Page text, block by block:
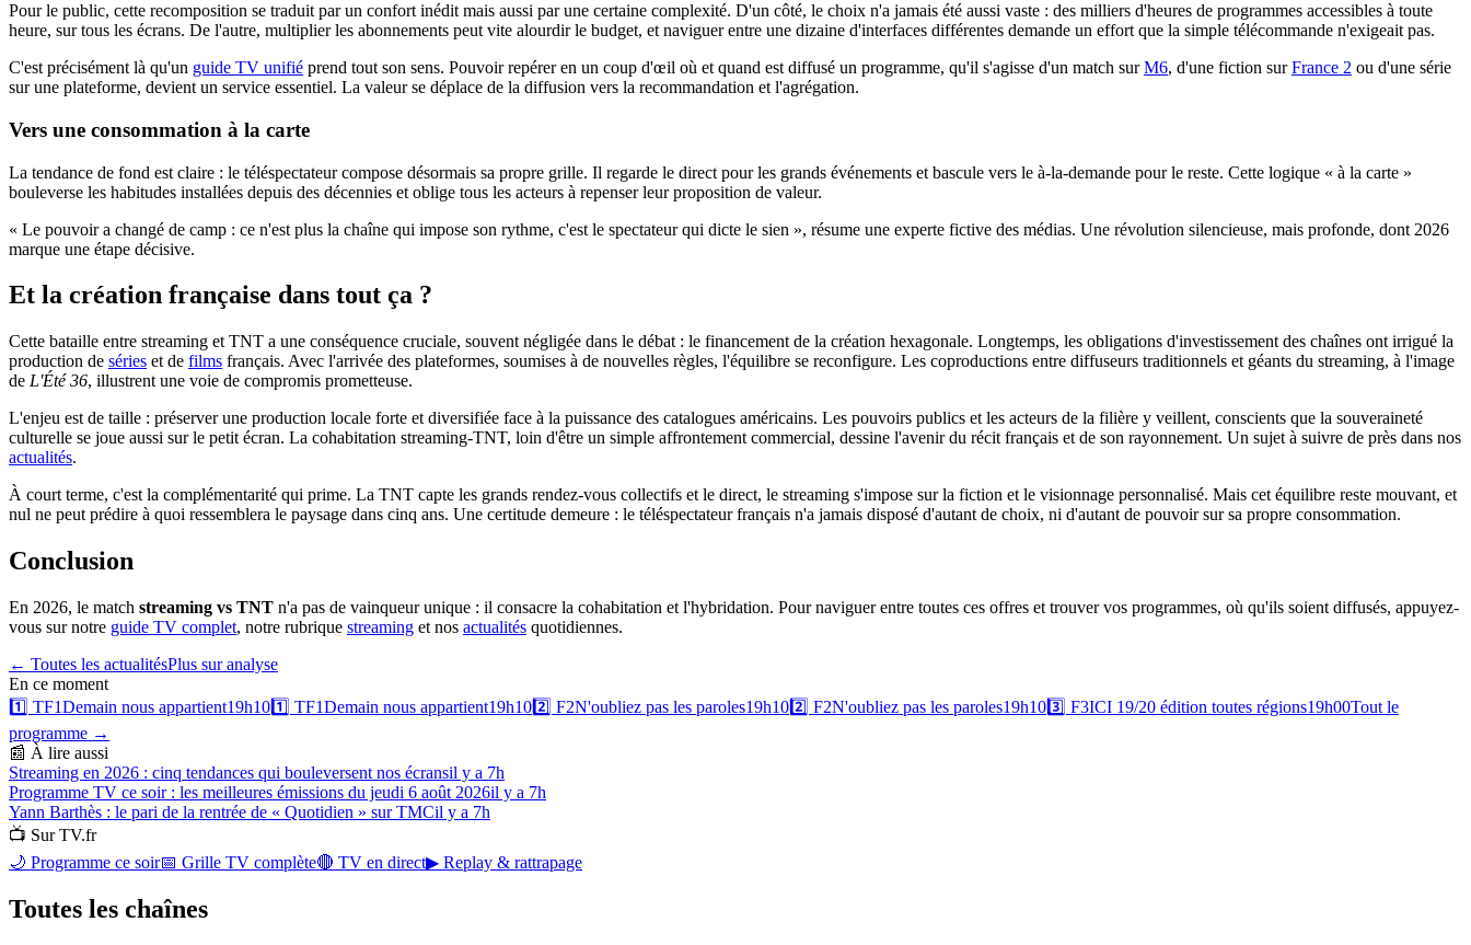
Pour le public, cette recomposition se traduit par un confort inédit mais aussi par une certaine complexité. D'un côté, le choix n'a jamais été aussi vaste : des milliers d'heures de programmes accessibles à toute
heure, sur tous les écrans. De l'autre, multiplier les abonnements peut vite alourdir le budget, et naviguer entre une dizaine d'interfaces différentes demande un effort que la simple télécommande n'exigeait pas.
C'est précisément là qu'un guide TV unifié prend tout son sens. Pouvoir repérer en un coup d'œil où et quand est diffusé un programme, qu'il s'agisse d'un match surM6, d'une fiction surFrance 2 ou d'une série
sur une plateforme, devient un service essentiel. La valeur se déplace de la diffusion vers la recommandation et l'agrégation.
Vers une consommation à la carte
La tendance de fond est claire : le téléspectateur compose désormais sa propre grille. Il regarde le direct pour les grands événements et bascule vers le à-la-demande pour le reste. Cette logique « à la carte »
bouleverse les habitudes installées depuis des décennies et oblige tous les acteurs à repenser leur proposition de valeur.
« Le pouvoir a changé de camp : ce n'est plus la chaîne qui impose son rythme, c'est le spectateur qui dicte le sien », résume une experte fictive des médias. Une révolution silencieuse, mais profonde, dont 2026
marque une étape décisive.
Et la création française dans tout ça ?
Cette bataille entre streaming et TNT a une conséquence cruciale, souvent négligée dans le débat : le financement de la création hexagonale. Longtemps, les obligations d'investissement des chaînes ont irrigué la
production de séries et de films français. Avec l'arrivée des plateformes, soumises à de nouvelles règles, l'équilibre se reconfigure. Les coproductions entre diffuseurs traditionnels et géants du streaming, à l'image
de L'Été 36, illustrent une voie de compromis prometteuse.
L'enjeu est de taille : préserver une production locale forte et diversifiée face à la puissance des catalogues américains. Les pouvoirs publics et les acteurs de la filière y veillent, conscients que la souveraineté
culturelle se joue aussi sur le petit écran. La cohabitation streaming-TNT, loin d'être un simple affrontement commercial, dessine l'avenir du récit français et de son rayonnement. Un sujet à suivre de près dans nos
actualités.
À court terme, c'est la complémentarité qui prime. La TNT capte les grands rendez-vous collectifs et le direct, le streaming s'impose sur la fiction et le visionnage personnalisé. Mais cet équilibre reste mouvant, et
nul ne peut prédire à quoi ressemblera le paysage dans cinq ans. Une certitude demeure : le téléspectateur français n'a jamais disposé d'autant de choix, ni d'autant de pouvoir sur sa propre consommation.
Conclusion
En 2026, le match streaming vs TNT n'a pas de vainqueur unique : il consacre la cohabitation et l'hybridation. Pour naviguer entre toutes ces offres et trouver vos programmes, où qu'ils soient diffusés, appuyez-
vous sur notre guide TV complet, notre rubrique streaming et nos actualités quotidiennes.
← Toutes les actualitésPlus suranalyse
En ce moment
1️⃣ TF1Demain nous appartient19h101️⃣ TF1Demain nous appartient19h102️⃣ F2N'oubliez pas les paroles19h102️⃣ F2N'oubliez pas les paroles19h103️⃣ F3ICI 19/20 édition toutes régions19h00Tout le
programme →
📰 À lire aussi
Streaming en 2026 : cinq tendances qui bouleversent nos écransil y a 7h
Programme TV ce soir : les meilleures émissions du jeudi 6 août 2026il y a 7h
Yann Barthès : le pari de la rentrée de « Quotidien » sur TMCil y a 7h
📺 Sur TV.fr
🌙 Programme ce soir📅 Grille TV complète🔴 TV en direct▶ Replay & rattrapage
Toutes les chaînes